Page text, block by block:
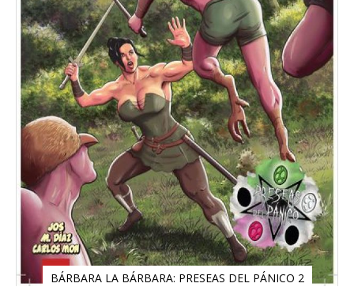
BÁRBARA LA BÁRBARA: PRESEAS DEL PÁNICO 2